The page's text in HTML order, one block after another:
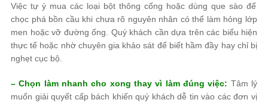
Việc tự ý mua các loại bột thông cống hoặc dùng que sào để
chọc phá bồn cầu khi chưa rõ nguyên nhân có thể làm hỏng lớp
men hoặc vỡ đường ống. Quý khách cần dựa trên các biểu hiện
thực tế hoặc nhờ chuyên gia khảo sát để biết hầm đầy hay chỉ bị
nghẹt cục bộ.
– Chọn làm nhanh cho xong thay vì làm đúng việc: Tâm lý
muốn giải quyết cấp bách khiến quý khách dễ tin vào các đơn vị